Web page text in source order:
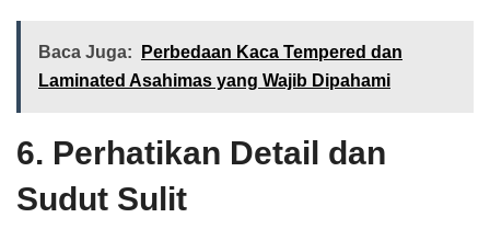
Baca Juga:
Perbedaan Kaca Tempered dan
Laminated Asahimas yang Wajib Dipahami
6. Perhatikan Detail dan
Sudut Sulit